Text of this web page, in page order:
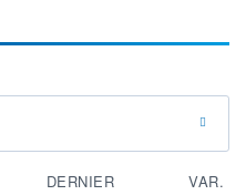
DERNIER VAR.